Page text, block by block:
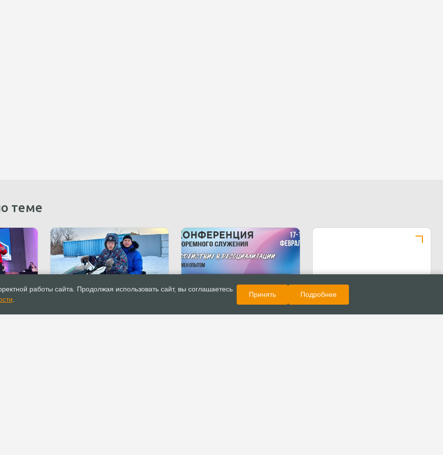
теме
дом —
БФ “Рука помощи” осуществил
В Кемерово состоится
конференция тюремного
работы сайта. Продолжая использовать сайт, вы соглашаетесь
Принять Подробнее